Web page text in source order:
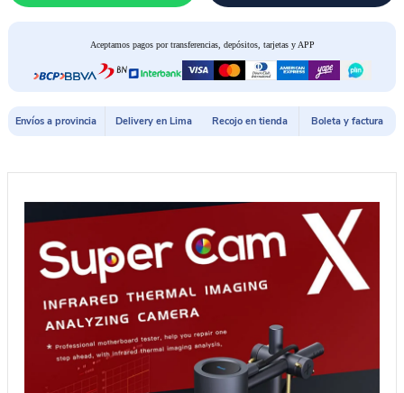
SUPER
cantidad
Aceptamos pagos por transferencias, depósitos, tarjetas y APP
Envíos a provincia Delivery en Lima Recojo en tienda Boleta y factura